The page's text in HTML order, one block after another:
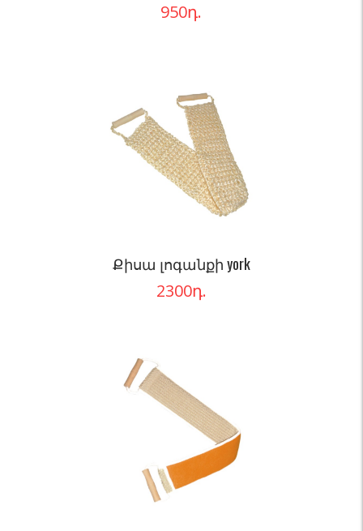
950դ.
Քիսա լոգանքի york
2300դ.